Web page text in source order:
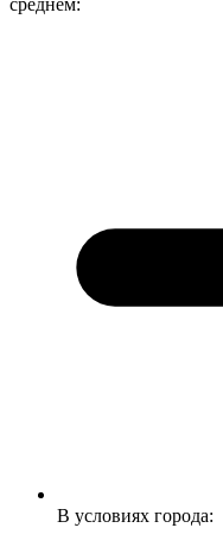
среднем:
В условиях города: